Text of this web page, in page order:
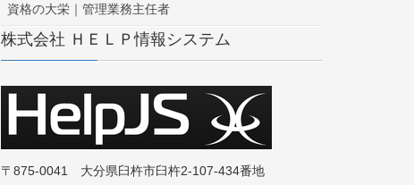
資格の大栄｜管理業務主任者
株式会社 ＨＥＬＰ情報システム
〒875-0041 大分県臼杵市臼杵2-107-434番地